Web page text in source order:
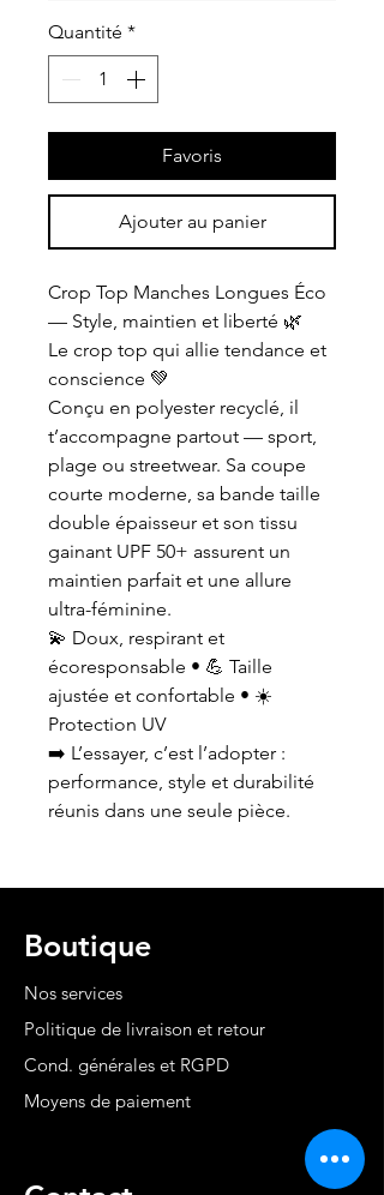
Quantité *
Favoris
Ajouter au panier
Crop Top Manches Longues Éco
— Style, maintien et liberté 🌿
Le crop top qui allie tendance et
conscience 💚
Conçu en polyester recyclé, il
t’accompagne partout — sport,
plage ou streetwear. Sa coupe
courte moderne, sa bande taille
double épaisseur et son tissu
gainant UPF 50+ assurent un
maintien parfait et une allure
ultra-féminine.
💫 Doux, respirant et
écoresponsable • 💪 Taille
ajustée et confortable • ☀️
Protection UV
➡️ L’essayer, c’est l’adopter :
performance, style et durabilité
réunis dans une seule pièce.
Boutique
Nos services
Politique de livraison et retour
Cond. générales et RGPD
Moyens de paiement